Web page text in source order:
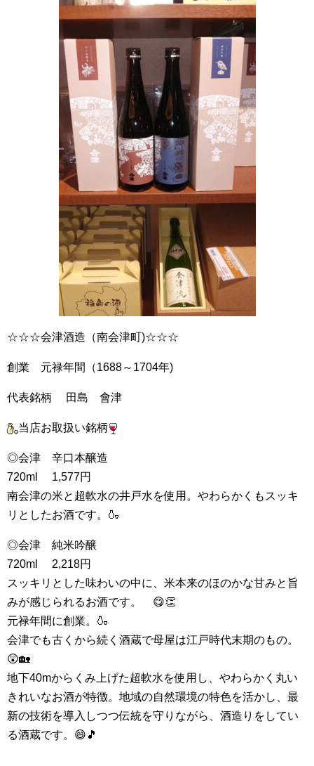
☆☆☆会津酒造（南会津町)☆☆☆
創業 元禄年間（1688～1704年)
代表銘柄 田島 會津
当店お取扱い銘柄
◎会津 辛口本醸造
720ml 1,577円
南会津の米と超軟水の井戸水を使用。やわらかくもスッキ
リとしたお酒です。🍶
◎会津 純米吟醸
720ml 2,218円
スッキリとした味わいの中に、米本来のほのかな甘みと旨
みが感じられるお酒です。 😋👏
元禄年間に創業。🍶
会津でも古くから続く酒蔵で母屋は江戸時代末期のもの。
😲🏡
地下40mからくみ上げた超軟水を使用し、やわらかく丸い
きれいなお酒が特徴。地域の自然環境の特色を活かし、最
新の技術を導入しつつ伝統を守りながら、酒造りをしてい
る酒蔵です。😄🎵